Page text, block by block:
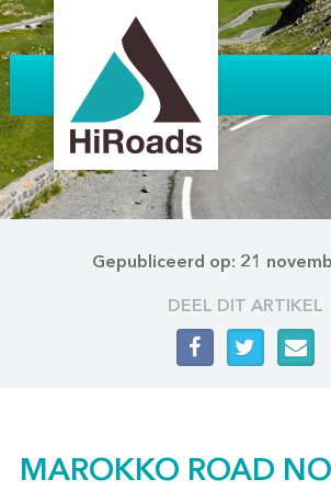
Gepubliceerd op: 21
DEEL DIT ARTIKEL
MAROKKO ROAD